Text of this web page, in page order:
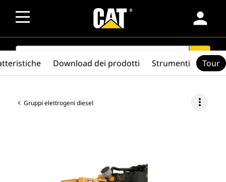
person
SEARCH search
Gruppi elettrogeni diesel more_vert
Download dei prodotti Strumenti Tour